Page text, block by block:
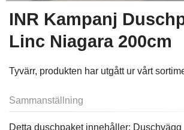
INR Kampanj
Linc Niagara 200cm
Tyvärr, produkten har utgått ur vårt
Sammanställning
Detta duschpaket innehåller: Duschvägg